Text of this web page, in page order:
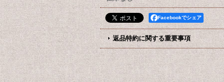
Facebookでシェア
返品特約に関する重要事項